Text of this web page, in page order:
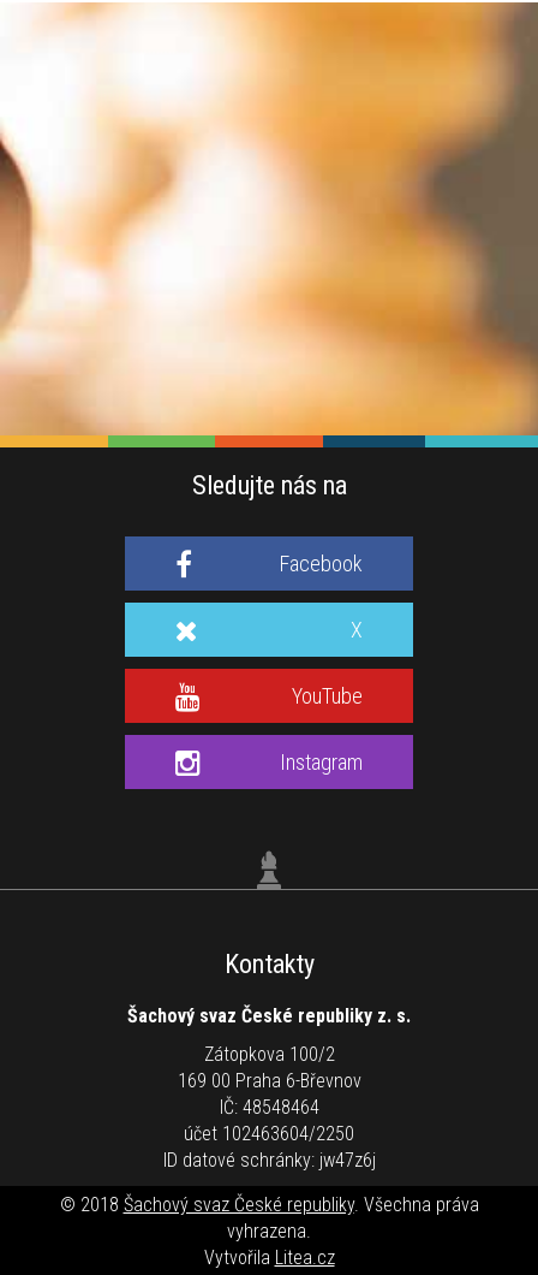
Sledujte nás na
Facebook
X
YouTube
Instagram
Kontakty
Šachový svaz České republiky z. s.
Zátopkova 100/2
169 00 Praha 6-Břevnov
IČ: 48548464
účet 102463604/2250
ID datové schránky: jw47z6j
© 2018 Šachový svaz České republiky. Všechna práva
vyhrazena.
Vytvořila Litea.cz